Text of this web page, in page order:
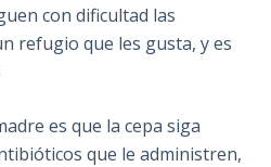
con dificultad las
refugio que les gusta, y es
es que la cepa siga
que le administren,